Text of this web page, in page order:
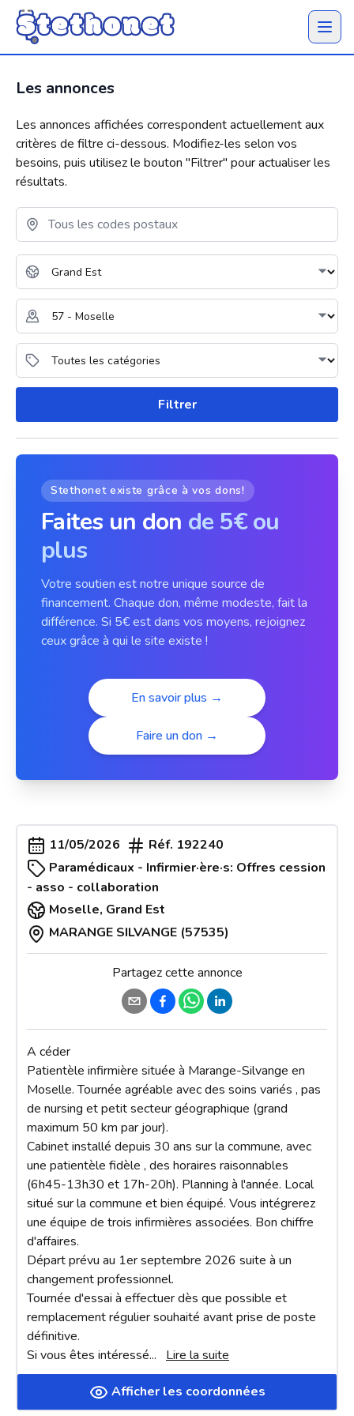
Ouvrir
Les annonces
Les annonces affichées correspondent actuellement aux
critères de filtre ci-dessous. Modifiez-les selon vos
besoins, puis utilisez le bouton "Filtrer" pour actualiser les
résultats.
Filtrer
Stethonet existe grâce à vos dons!
Faites un don de 5€ ou
plus
Votre soutien est notre unique source de
financement. Chaque don, même modeste, fait la
différence. Si 5€ est dans vos moyens, rejoignez
ceux grâce à qui le site existe !
En savoir plus →
Faire un don →
11/05/2026 Réf. 192240
Paramédicaux - Infirmier·ère·s: Offres cession
- asso - collaboration
Moselle, Grand Est
MARANGE SILVANGE (57535)
Partagez cette annonce
A céder
Patientèle infirmière située à Marange-Silvange en
Moselle. Tournée agréable avec des soins variés , pas
de nursing et petit secteur géographique (grand
maximum 50 km par jour).
Cabinet installé depuis 30 ans sur la commune, avec
une patientèle fidèle , des horaires raisonnables
(6h45-13h30 et 17h-20h). Planning à l'année. Local
situé sur la commune et bien équipé. Vous intégrerez
une équipe de trois infirmières associées. Bon chiffre
d'affaires.
Départ prévu au 1er septembre 2026 suite à un
changement professionnel.
Tournée d'essai à effectuer dès que possible et
remplacement régulier souhaité avant prise de poste
définitive.
Si vous êtes intéressé... Lire la suite
Afficher les coordonnées